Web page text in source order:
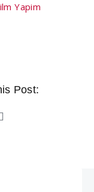
Yapim
Post: